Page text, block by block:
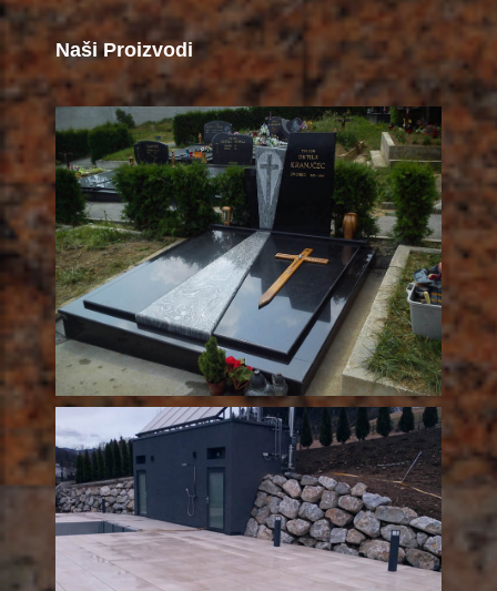
Naši Proizvodi